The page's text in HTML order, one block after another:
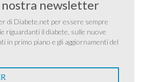
newsletter
di Diabete.net per essere sempre
riguardanti il diabete, sulle nuove
in primo piano e gli aggiornamenti del